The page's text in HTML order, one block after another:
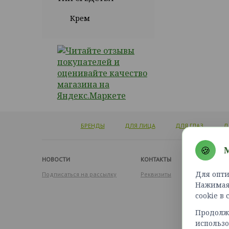
Крем
БРЕНДЫ ДЛЯ ЛИЦА ДЛЯ ГЛАЗ
НОВОСТИ
Подписаться на рассылку
КОНТАКТЫ
Реквизиты
🍪
Для
Нажимая
cookie в